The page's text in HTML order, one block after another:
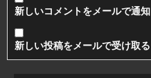
新しいコメントをメールで通知
新しい投稿をメールで受け取る